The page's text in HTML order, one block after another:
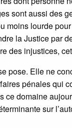
sont aussi des
moins lourde
la Justice par
des injustices,
pose. Elle ne
pénales qui
ce domaine
sur